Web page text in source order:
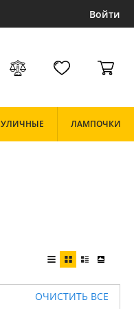
Войти
УЛИЧНЫЕ ЛАМПОЧКИ
ОЧИСТИТЬ ВСЕ